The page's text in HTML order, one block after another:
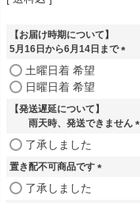
【お届け時期について】
5月16日から6月14日まで
土曜日着 希望
日曜日着 希望
【発送遅延について】
雨天時、発送できません
了承しました
置き配不可商品です
了承しました